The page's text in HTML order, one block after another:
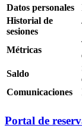
Datos personales
Historial de
sesiones
Métricas
Saldo
Comunicaciones
Portal de